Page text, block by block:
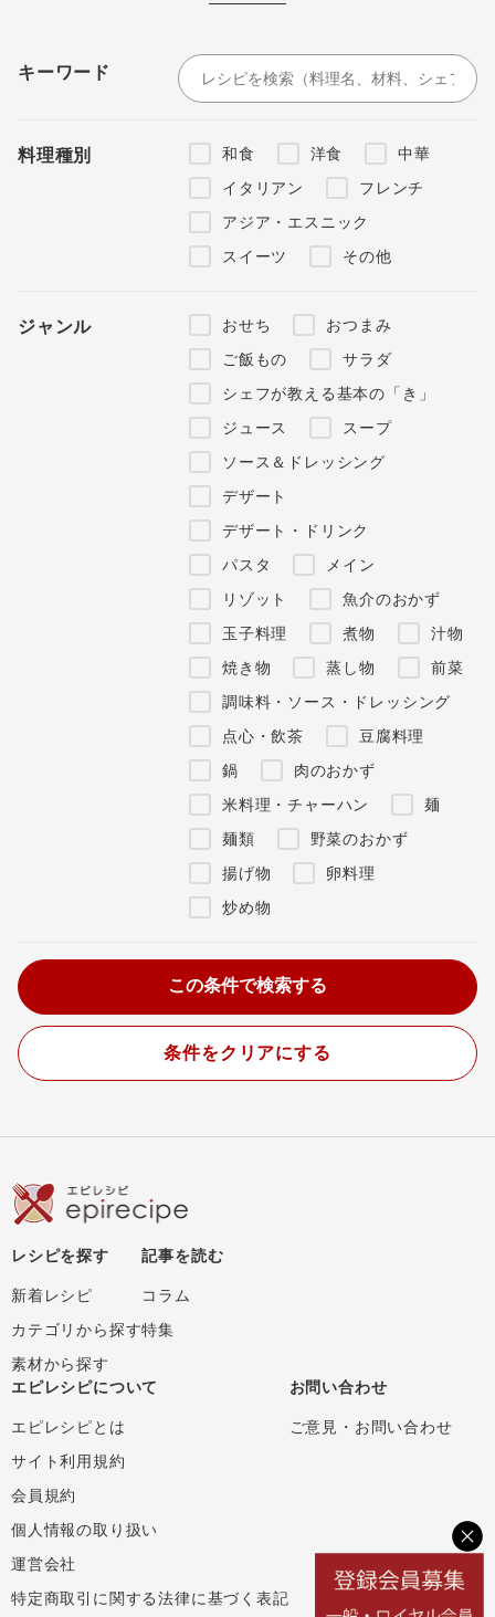
キーワード
料理種別 和食 洋食
中華
イタリアン
フレンチ
アジア・エスニック
スイーツ
その他
ジャンル おせち
おつまみ
ご飯もの
サラダ
シェフが教える基本の「き」
ジュース
スープ
ソース＆ドレッシング
デザート
デザート・ドリンク
パスタ
メイン
リゾット
魚介のおかず
玉子料理
煮物
汁物
焼き物
蒸し物
前菜
調味料・ソース・ドレッシング
点心・飲茶
豆腐料理
鍋
肉のおかず
米料理・チャーハン
麺
麺類
野菜のおかず
揚げ物
卵料理
炒め物
条件をクリアにする
レシピを探す
新着レシピ
カテゴリから探す
素材から探す
記事を読む
コラム
特集
エピレシピについて
エピレシピとは
サイト利用規約
会員規約
個人情報の取り扱い
運営会社
特定商取引に関する法律に基づく表記
お問い合わせ
ご意見・お問い合わせ